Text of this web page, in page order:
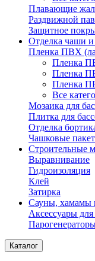
Плавающие
Раздвижной
Защитное
Отделка чаши и
Пленка ПВХ
Пленка
Пленка
Пленка
Все
Мозаика для
Плитка для
Отделка
Чашковые
Строительные
Выравнивание
Гидроизоляция
Клей
Затирка
Сауны, хамамы
Аксессуары для
Каталог